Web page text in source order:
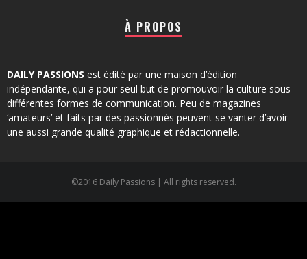
À PROPOS
DAILY PASSIONS est édité par une maison d’édition
indépendante, qui a pour seul but de promouvoir la culture sous
différentes formes de communication. Peu de magazines
‘amateurs’ et faits par des passionnés peuvent se vanter d’avoir
une aussi grande qualité graphique et rédactionnelle.
©2016 Daily Passions | All rights reserved.